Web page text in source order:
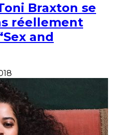
Braxton se
réellement
and